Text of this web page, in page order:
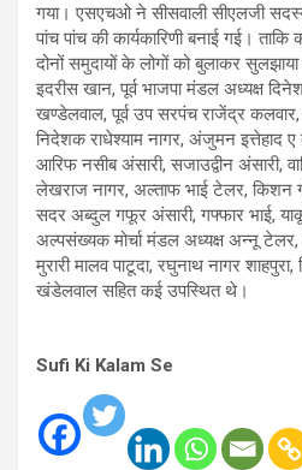
गया। एसएचओ ने सीसवाली सीएलजी
पांच पांच की कार्यकारिणी बनाई गई।
दोनों समुदायों के लोगों को बुलाकर
इदरीस खान, पूर्व भाजपा मंडल अध्यक्ष
खण्डेलवाल, पूर्व उप सरपंच राजेंद्र कलवार,
निदेशक राधेश्याम नागर, अंजुमन इत्तेहाद
आरिफ नसीब अंसारी, सजाउद्वीन अंसारी,
लेखराज नागर, अल्ताफ भाई टेलर, किशन
सदर अब्दुल गफूर अंसारी, गफ्फार भाई,
अल्पसंख्यक मोर्चा मंडल अध्यक्ष अन्नू टेलर,
मुरारी मालव पाटूदा, रघुनाथ नागर
खंडेलवाल सहित कई उपस्थित थे।
Sufi Ki Kalam Se